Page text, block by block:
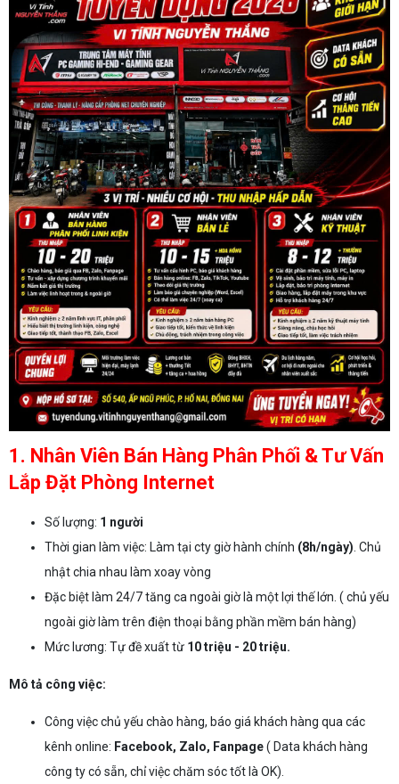
1. Nhân Viên Bán Hàng Phân Phối & Tư Vấn
Lắp Đặt Phòng Internet
Số lượng: 1 người
Thời gian làm việc: Làm tại cty giờ hành chính (8h/ngày) . Chủ
nhật chia nhau làm xoay vòng
Đặc biệt làm 24/7 tăng ca ngoài giờ là một lợi thế lớn. ( chủ yếu
ngoài giờ làm trên điện thoại bằng phần mềm bán hàng)
Mức lương: Tự đề xuất từ 10 triệu - 20 triệu.
Mô tả công việc:
Công việc chủ yếu chào hàng, báo giá khách hàng qua các
kênh online: Facebook, Zalo, Fanpage( Data khách hàng
công ty có sẵn, chỉ việc chăm sóc tốt là OK).